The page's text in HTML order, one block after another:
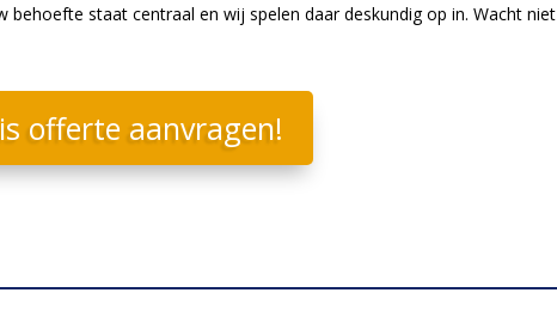
behoefte staat centraal en wij spelen daar deskundig op in. Wacht niet
offerte aanvragen!